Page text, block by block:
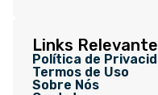
Links
Política de
Termos de Uso
Sobre Nós